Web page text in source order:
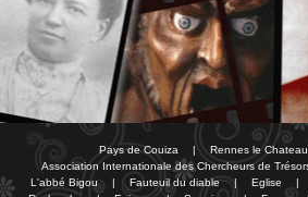
Pays de Couiza | Rennes le Chateau
Association Internationale des Chercheurs de
L'abbé Bigou
| Fauteuil du diable | Eglise |